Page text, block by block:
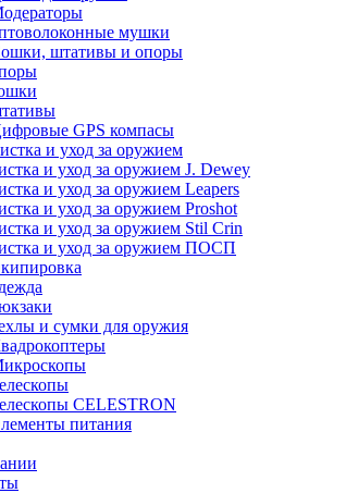
мушки
штативы и опоры
GPS компасы
и уход за оружием
и уход за оружием J. Dewey
и уход за оружием Leapers
и уход за оружием Proshot
и уход за оружием Stil Crin
и уход за оружием ПОСП
и сумки для оружия
CELESTRON
питания